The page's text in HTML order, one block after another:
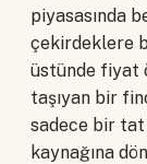
piyasasında
çekirdeklere
üstünde fiyat
taşıyan bir
sadece bir
kaynağına